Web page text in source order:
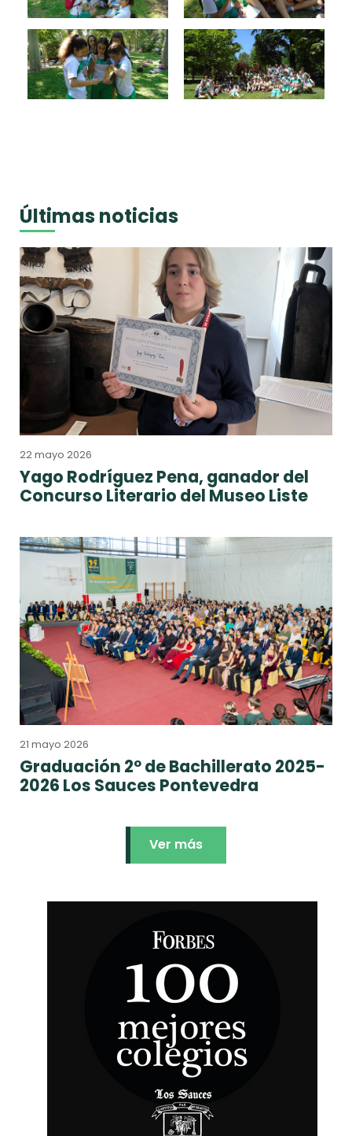
Últimas noticias
22 mayo 2026
Yago Rodríguez Pena, ganador del
Concurso Literario del Museo Liste
21 mayo 2026
Graduación 2º de Bachillerato 2025-
2026 Los Sauces Pontevedra
Ver más